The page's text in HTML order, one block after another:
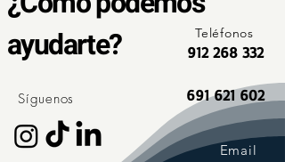
ayudarte?
Síguenos
Teléfonos
912 268 332
691 621 602
Email